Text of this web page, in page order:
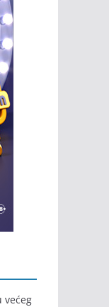
većeg